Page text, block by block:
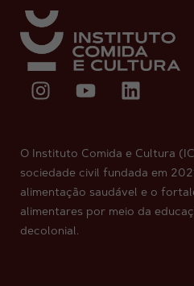
O Instituto Comida e Cultura
sociedade civil fundada em
alimentação saudável e o
alimentares por meio da
decolonial.